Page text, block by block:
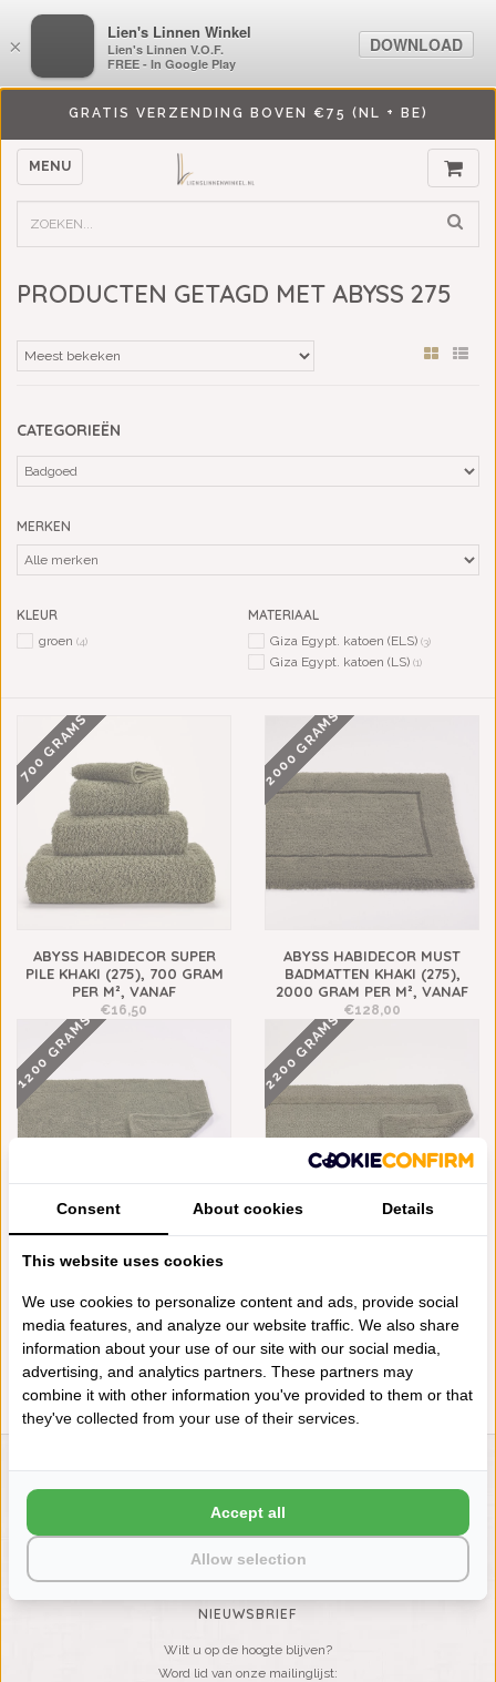
GRATIS VERZENDING BOVEN €75 (NL + BE)
MENU
PRODUCTEN GETAGD MET ABYSS 275
CATEGORIEËN
MERKEN
KLEUR
groen (4)
MATERIAAL
Giza Egypt. katoen (ELS) (3)
Giza Egypt. katoen (LS) (1)
700 GRAMS
ABYSS HABIDECOR SUPER
PILE KHAKI (275), 700 GRAM
PER M², VANAF
€16,50
2000 GRAMS
ABYSS HABIDECOR MUST
BADMATTEN KHAKI (275),
2000 GRAM PER M², VANAF
€128,00
1200 GRAMS
ABYSS HABIDECOR DOUBLE
GRAM PER M², VANAF
2200 GRAMS
KHAKI (275), 2200 GRAM PER
M², VANAF
€148,00
VRAGEN? BEL DAN
+31 (0) 575 511817
NIEUWSBRIEF
Wilt u op de hoogte blijven?
Word lid van onze mailinglijst:
×
LiensLinnenwinkel.nl
Lien's Linnen V.O.F.
FREE - In Google Play
DOWNLOAD
Consent About cookies Details
This website uses cookies
We use cookies to personalize content and ads, provide social
media features, and analyze our website traffic. We also share
information about your use of our site with our social media,
advertising, and analytics partners. These partners may
combine it with other information you've provided to them or that
they've collected from your use of their services.
Allow selection
Accept all
×
Lien's Linnen Winkel
Lien's Linnen V.O.F.
FREE - In Google Play
DOWNLOAD